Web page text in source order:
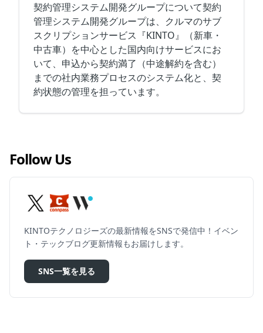
契約管理システム開発グループについて契約
管理システム開発グループは、クルマのサブ
スクリプションサービス『KINTO』（新車・
中古車）を中心とした国内向けサービスにお
いて、申込から契約満了（中途解約を含む）
までの社内業務プロセスのシステム化と、契
約状態の管理を担っています。
Follow Us
KINTOテクノロジーズの最新情報をSNSで発信中！イベン
ト・テックブログ更新情報もお届けします。
SNS一覧を見る